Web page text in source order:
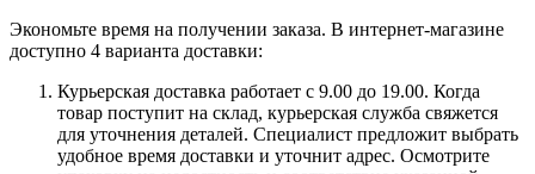
Экономьте время на получении заказа. В интернет-магазине
доступно 4 варианта доставки:
Курьерская доставка работает с 9.00 до 19.00. Когда
товар поступит на склад, курьерская служба свяжется
для уточнения деталей. Специалист предложит выбрать
удобное время доставки и уточнит адрес. Осмотрите